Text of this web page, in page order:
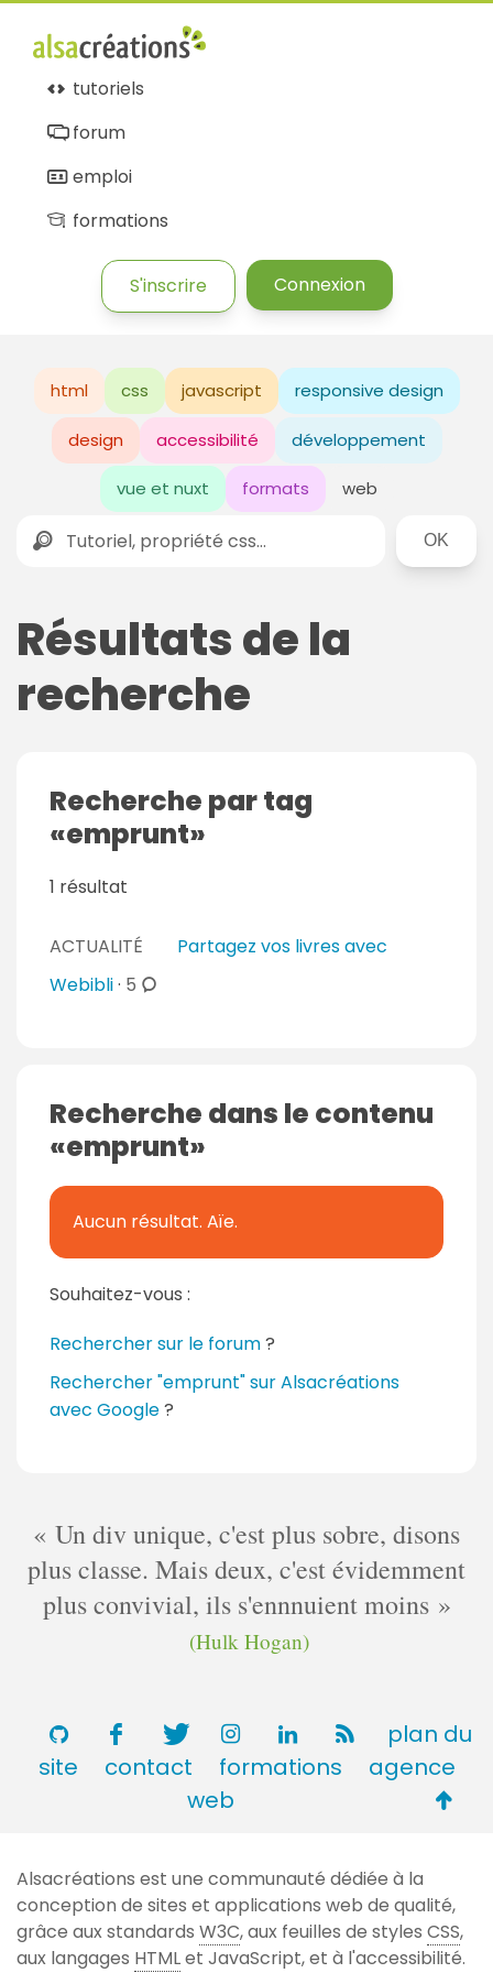
tutoriels
forum
emploi
formations
S'inscrire Connexion
html css javascript responsive design
design accessibilité développement
vue et nuxt formats web
Rechercher
Résultats de la
recherche
Recherche par tag
emprunt
1 résultat
ACTUALITÉ
Partagez vos livres avec
Webibli· 5 c
n
t
r
e
s
Recherche dans le contenu
emprunt
Aucun résultat. Aïe.
Souhaitez-vous :
Rechercher sur le forum?
Rechercher "emprunt" sur Alsacréations
avec Google?
Un div unique, c'est plus sobre, disons
plus classe. Mais deux, c'est évidemment
plus convivial, ils s'ennnuient moins
(Hulk Hogan)
plan du
site
contact formations
agence
web
de
page
Alsacréations est une communauté dédiée à la
conception de sites et applications web de qualité,
grâce aux standards W3C, aux feuilles de styles CSS,
aux langages HTMLet JavaScript, et à l'accessibilité.